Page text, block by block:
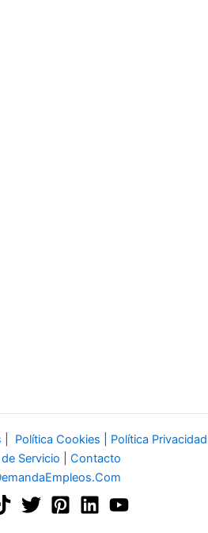
Política Cookies
Política Privacidad
Servicio
Contacto